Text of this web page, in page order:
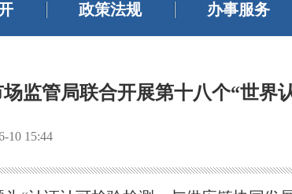
政策法规 办事服务
监管局联合开展第十八个“世界
10 15:44